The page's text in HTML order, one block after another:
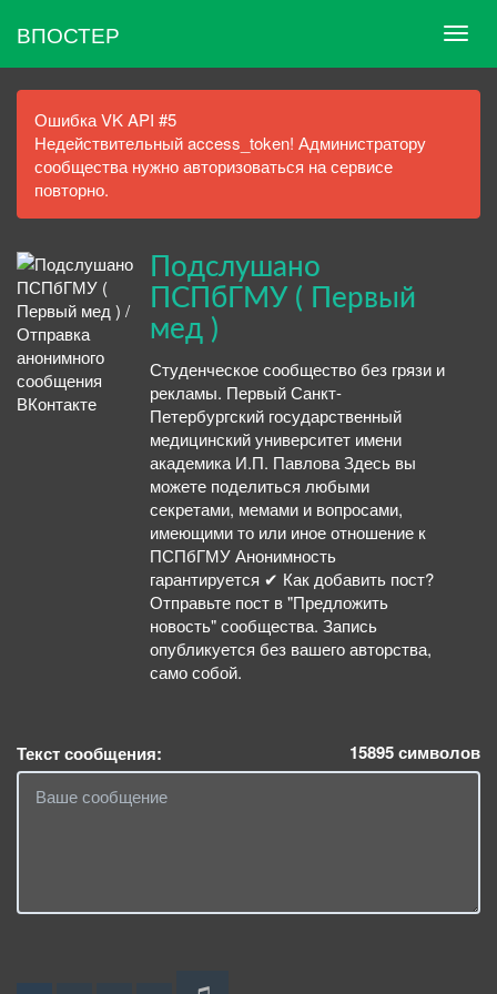
ВПОСТЕР
Ошибка VK API #5
Недействительный access_token! Администратору
сообщества нужно авторизоваться на сервисе
повторно.
Подслушано
ПСПбГМУ ( Первый
мед )
Студенческое сообщество без грязи и
рекламы. Первый Санкт-
Петербургский государственный
медицинский университет имени
академика И.П. Павлова Здесь вы
можете поделиться любыми
секретами, мемами и вопросами,
имеющими то или иное отношение к
ПСПбГМУ Анонимность
гарантируется ✔ Как добавить пост?
Отправьте пост в "Предложить
новость" сообщества. Запись
опубликуется без вашего авторства,
само собой.
Текст сообщения: 15895символов